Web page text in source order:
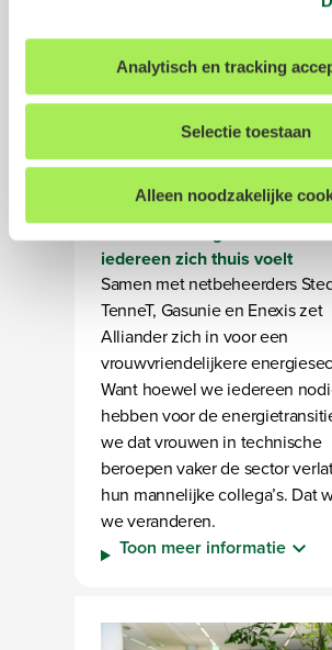
gegevens, partners en doelen waarvoor
inzetten kun je vinden in ons
hebt u de mogelijkheid om uw gegeven
allen tijde in te trekken. Dit kunt u doen
kunnen ontvangen en verwerken.
Analytisch en tracking
Selectie toestaan
Alleen noodzakelijke
Campagne: Regel dat
blijven
iedereen zich thuis voelt
Samen met netbeheerders
TenneT, Gasunie en Enexis zet
Alliander zich in voor een
vrouwvriendelijkere
Want hoewel we iedereen
hebben voor de
we dat vrouwen in technische
beroepen vaker de sector
hun mannelijke collega’s. Dat
we veranderen.
Toon meer informatie